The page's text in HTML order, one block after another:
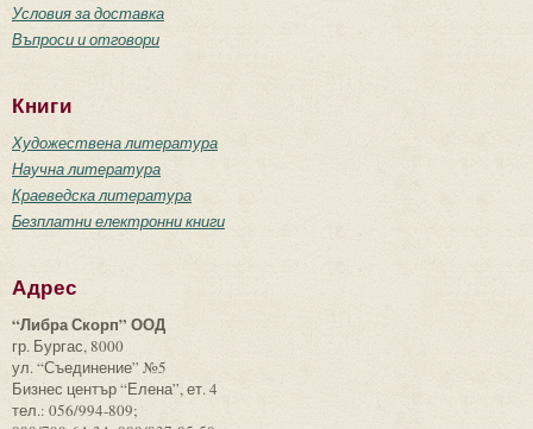
Условия за доставка
Въпроси и отговори
Книги
Художествена литература
Научна литература
Краеведска литература
Безплатни електронни книги
Адрес
“Либра Скорп” ООД
гр. Бургас, 8000
ул. “Съединение” №5
Бизнес център “Елена”, ет. 4
тел.: 056/994-809;